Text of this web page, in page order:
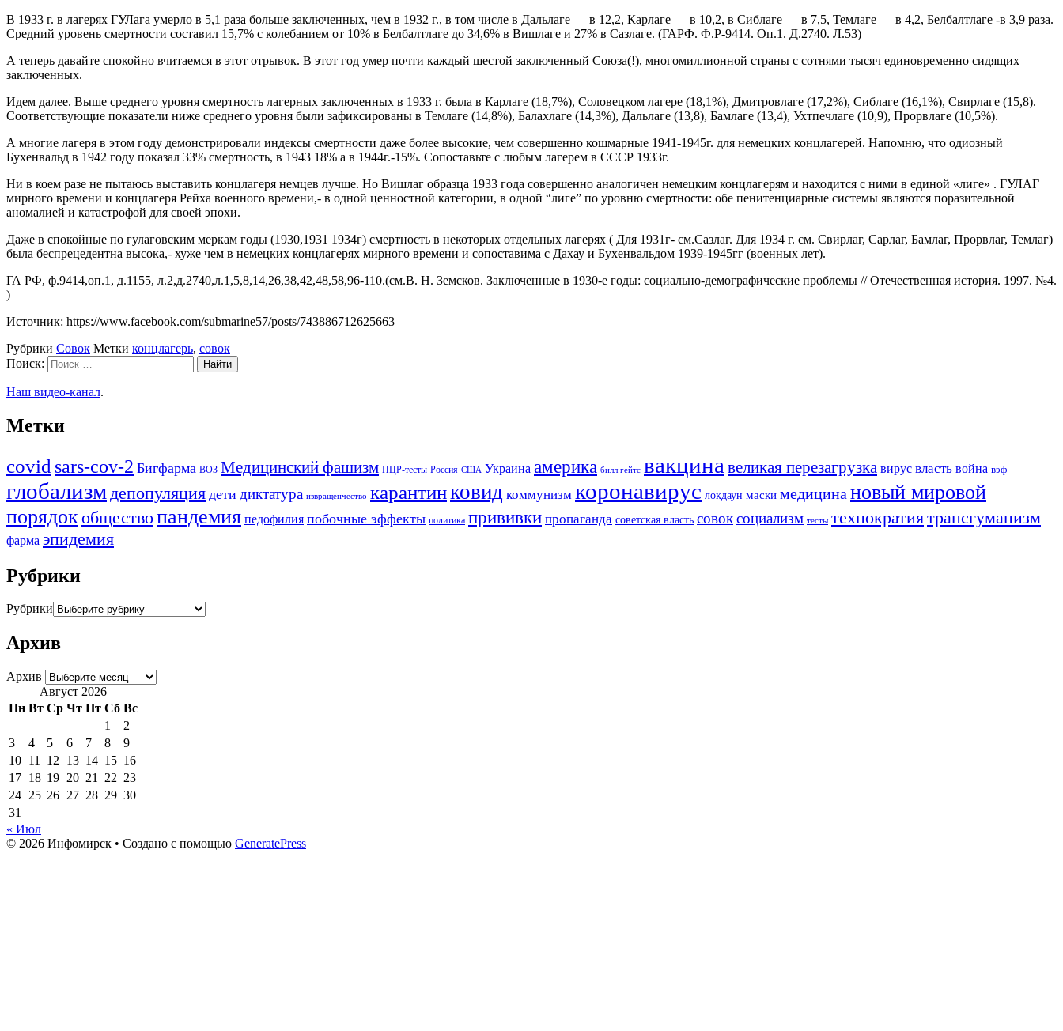
В 1933 г. в лагерях ГУЛага умерло в 5,1 раза больше заключенных, чем в 1932 г., в том числе в Дальлаге — в 12,2, Карлаге — в 10,2, в Сиблаге — в 7,5, Темлаге — в 4,2, Белбалтлаге -в 3,9 раза.
Средний уровень смертности составил 15,7% с колебанием от 10% в Белбалтлаге до 34,6% в Вишлаге и 27% в Сазлаге. (ГАРФ. Ф.Р-9414. Оп.1. Д.2740. Л.53)
А теперь давайте спокойно вчитаемся в этот отрывок. В этот год умер почти каждый шестой заключенный Союза(!), многомиллионной страны с сотнями тысяч единовременно сидящих
заключенных.
Идем далее. Выше среднего уровня смертность лагерных заключенных в 1933 г. была в Карлаге (18,7%), Соловецком лагере (18,1%), Дмитровлаге (17,2%), Сиблаге (16,1%), Свирлаге (15,8).
Соответствующие показатели ниже среднего уровня были зафиксированы в Темлаге (14,8%), Балахлаге (14,3%), Дальлаге (13,8), Бамлаге (13,4), Ухтпечлаге (10,9), Прорвлаге (10,5%).
А многие лагеря в этом году демонстрировали индексы смертности даже более высокие, чем совершенно кошмарные 1941-1945г. для немецких концлагерей. Напомню, что одиозный
Бухенвальд в 1942 году показал 33% смертность, в 1943 18% а в 1944г.-15%. Сопоставьте с любым лагерем в СССР 1933г.
Ни в коем разе не пытаюсь выставить концлагеря немцев лучше. Но Вишлаг образца 1933 года совершенно аналогичен немецким концлагерям и находится с ними в единой «лиге» . ГУЛАГ
мирного времени и концлагеря Рейха военного времени,- в одной ценностной категории, в одной “лиге” по уровню смертности: обе пенитенциарные системы являются поразительной
аномалией и катастрофой для своей эпохи.
Даже в спокойные по гулаговским меркам годы (1930,1931 1934г) смертность в некоторых отдельных лагерях ( Для 1931г- см.Сазлаг. Для 1934 г. см. Свирлаг, Сарлаг, Бамлаг, Прорвлаг, Темлаг)
была беспрецедентна высока,- хуже чем в немецких концлагерях мирного времени и сопоставима с Дахау и Бухенвальдом 1939-1945гг (военных лет).
ГА РФ, ф.9414,оп.1, д.1155, л.2,д.2740,л.1,5,8,14,26,38,42,48,58,96-110.(cм.В. Н. Земсков. Заключенные в 1930-е годы: социально-демографические проблемы // Отечественная история. 1997. №4.
)
Источник: https://www.facebook.com/submarine57/posts/743886712625663
Рубрики Совок Метки концлагерь, совок
Поиск:
Наш видео-канал.
Метки
covid sars-cov-2 Бигфарма ВОЗ Медицинский фашизм ПЦР-тесты Россия США Украина америка билл гейтс вакцина великая перезагрузка вирус власть война вэф
глобализм депопуляция дети диктатура извращенчество карантинковид коммунизм коронавирус локдаун маски медицина новый мировой
порядок обществопандемия педофилия побочные эффекты политика прививки пропаганда советская власть совоксоциализм тесты технократиятрансгуманизм
фарма эпидемия
Рубрики
Рубрики
Архив
Архив
Август 2026
Пн Вт Ср Чт Пт Сб Вс
1
2
3
4 5 6 7 8
9
10 11 12 13 14 15 16
17 18 19 20 21 22 23
24 25 26 27 28 29 30
31
« Июл
© 2026 Инфомирск • Создано с помощью GeneratePress